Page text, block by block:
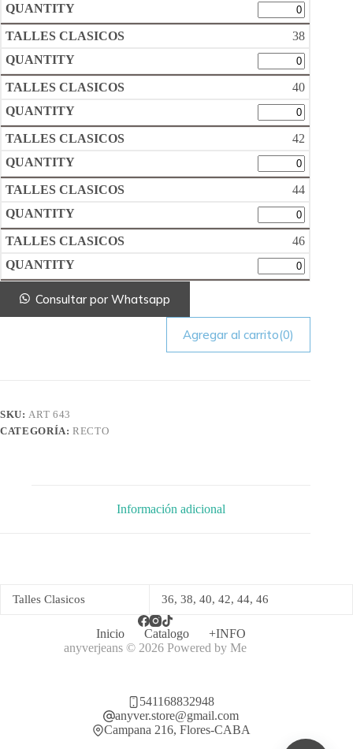
38
40
42
44
46
Consultar por Whatsapp
Agregar al carrito(0)
SKU:ART 643
CATEGORÍA:RECTO
Información adicional
Talles Clasicos 36, 38, 40, 42, 44, 46
Inicio Catalogo
+INFO
anyverjeans © 2026 Powered byMe
541168832948
anyver.store@gmail.com
Campana 216, Flores-CABA